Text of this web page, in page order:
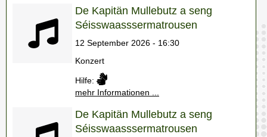
De Kapitän Mullebutz a seng
Séisswaasssermatrousen
12 September 2026 - 16:30
Konzert
Hilfe:
mehr Informationen ...
De Kapitän Mullebutz a seng
Séisswaasssermatrousen